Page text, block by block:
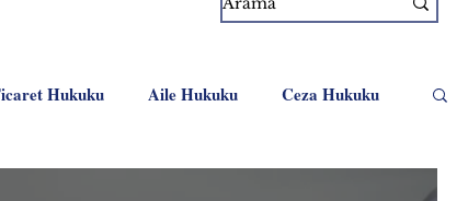
Hukuku Aile Hukuku Ceza Hukuku